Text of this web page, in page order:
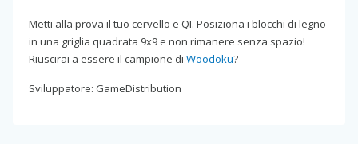
Metti alla prova il tuo cervello e QI. Posiziona i blocchi di legno
in una griglia quadrata 9x9 e non rimanere senza spazio!
Riuscirai a essere il campione di Woodoku?
Sviluppatore: GameDistribution